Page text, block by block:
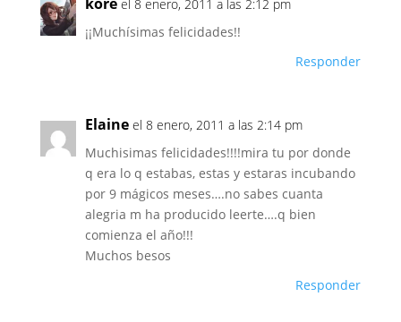
el 8 enero, 2011 a las 2:12 pm
¡¡Muchísimas felicidades!!
Responder
Elaine el 8 enero, 2011 a las 2:14 pm
Muchisimas felicidades!!!!mira tu por donde
q era lo q estabas, estas y estaras incubando
por 9 mágicos meses….no sabes cuanta
alegria m ha producido leerte….q bien
comienza el año!!!
Muchos besos
Responder